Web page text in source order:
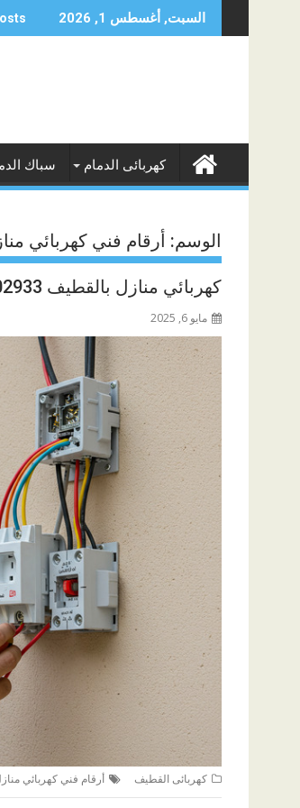
to
السبت, أغسطس 1, 2026
كهربائى الدمام سباك
الوسم: أرقام فني كهربائي
كهربائي منازل بالقطيف 0565902933
مايو 6, 2025
كهربائى القطيف أرقام فني كهربائي